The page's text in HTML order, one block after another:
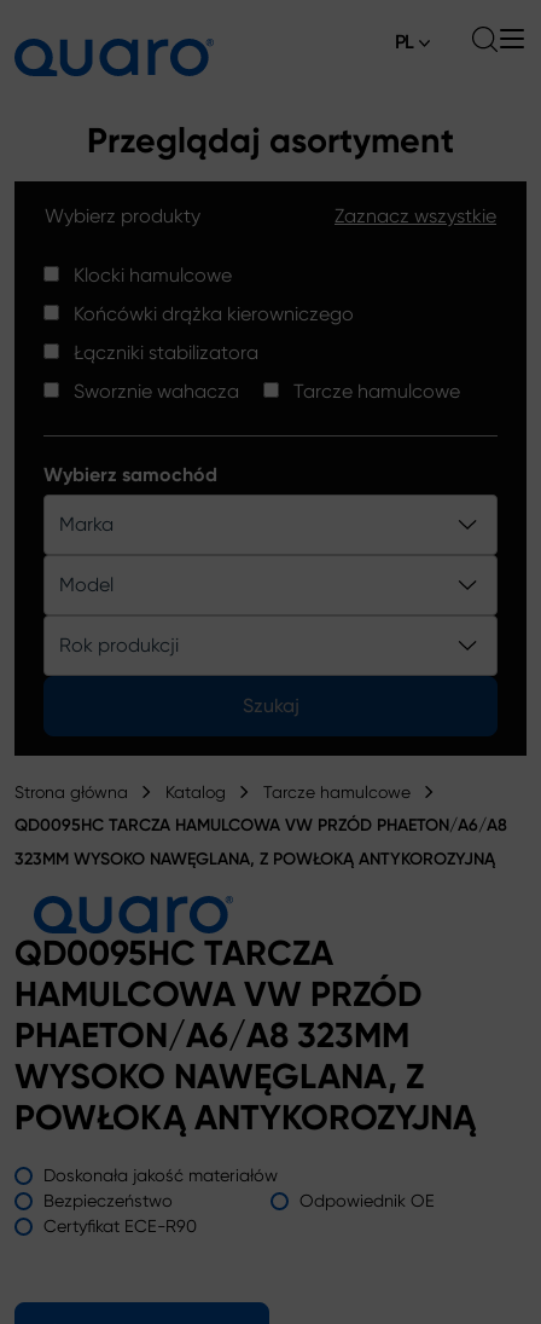
Klocki hamulcowe
Tarcze hamulcowe High Carbon
Końcówki drążków kierowniczych
Klocki hamulcowe Silver Ceramic
Katalog
Aktualności
Gdzie kupić
Kontakt
PL
Przeglądaj asortyment
Wybierz produkty Zaznacz wszystkie
Klocki hamulcowe
Końcówki drążka kierowniczego
Łączniki stabilizatora
Sworznie wahacza
Tarcze hamulcowe
Wybierz samochód
Marka
Model
Rok produkcji
Szukaj
Strona główna Katalog Tarcze hamulcowe
QD0095HC TARCZA HAMULCOWA VW PRZÓD PHAETON/A6/A8
323MM WYSOKO NAWĘGLANA, Z POWŁOKĄ ANTYKOROZYJNĄ
QD0095HC TARCZA
HAMULCOWA VW PRZÓD
PHAETON/A6/A8 323MM
WYSOKO NAWĘGLANA, Z
POWŁOKĄ ANTYKOROZYJNĄ
Doskonała jakość materiałów
Bezpieczeństwo
Odpowiednik OE
Certyfikat ECE-R90